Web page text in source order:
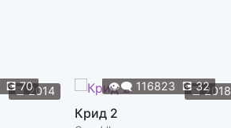
📆2014
💽70 📆2018
👁️‍🗨️ 116823 💽32
Крид 2